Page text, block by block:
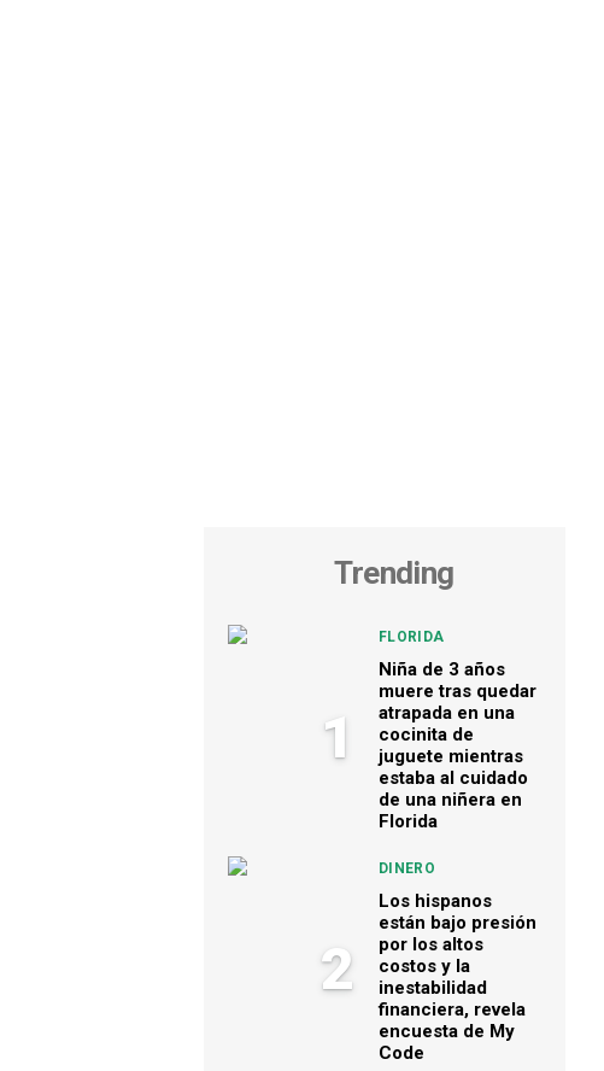
Trending
1
FLORIDA
Niña de 3 años
muere tras quedar
atrapada en una
cocinita de
juguete mientras
estaba al cuidado
de una niñera en
Florida
2
DINERO
Los hispanos
están bajo presión
por los altos
costos y la
inestabilidad
financiera, revela
encuesta de My
Code